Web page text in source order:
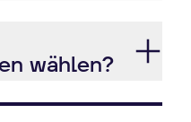
wählen?